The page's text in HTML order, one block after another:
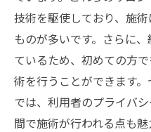
技術を駆使しており、施
ものが多いです。さらに
ているため、初めての方
術を行うことができます
では、利用者のプライバ
間で施術が行われる点も